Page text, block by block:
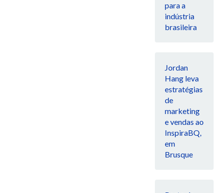
para a
indústria
brasileira
Jordan
Hang leva
estratégias
de
marketing
e vendas ao
InspiraBQ,
em
Brusque